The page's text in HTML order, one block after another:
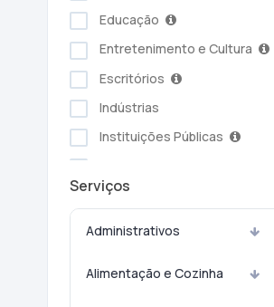
Educação
Entretenimento e Cultura
Escritórios
Indústrias
Instituições Públicas
Serviços Pessoais
Setor Alimentício
Transporte e Logística
Serviços
Administrativos
Alimentação e Cozinha